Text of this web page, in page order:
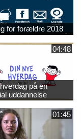
for forældre 2018
04:48
på en
uddannelse
01:45